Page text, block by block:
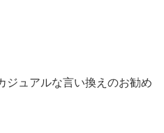
ジュアルな言い換えのお勧め